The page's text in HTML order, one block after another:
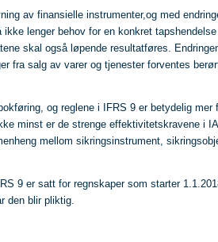
av finansielle instrumenter,og med
ikke lenger behov for en konkret
skal også løpende resultatføres.
fra salg av varer og tjenester forventes
og reglene i IFRS 9 er betydelig
minst er de strenge effektivitetskravene i
mellom sikringsinstrument,
9 er satt for regnskaper som starter
den blir pliktig.